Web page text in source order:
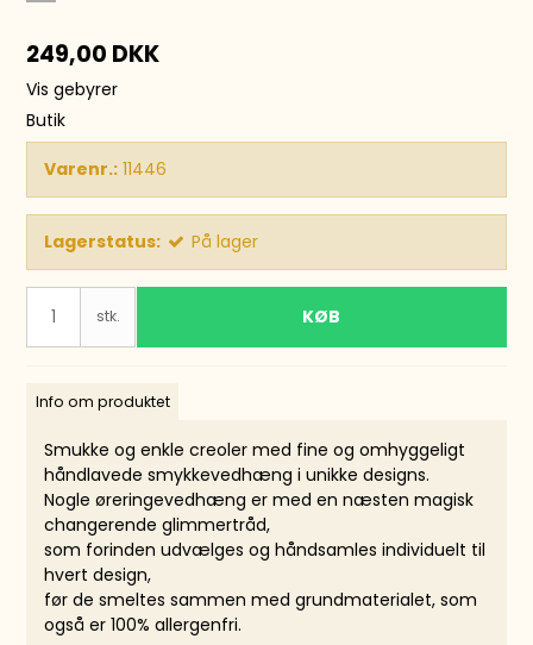
249,00 DKK
Vis gebyrer
Butik
Varenr.: 11446
Lagerstatus: På lager
stk. KØB
Info om produktet
Smukke og enkle creoler med fine og omhyggeligt
håndlavede smykkevedhæng i unikke designs.
Nogle øreringevedhæng er med en næsten magisk
changerende glimmertråd,
som forinden udvælges og håndsamles individuelt til
hvert design,
før de smeltes sammen med grundmaterialet, som
også er 100% allergenfri.